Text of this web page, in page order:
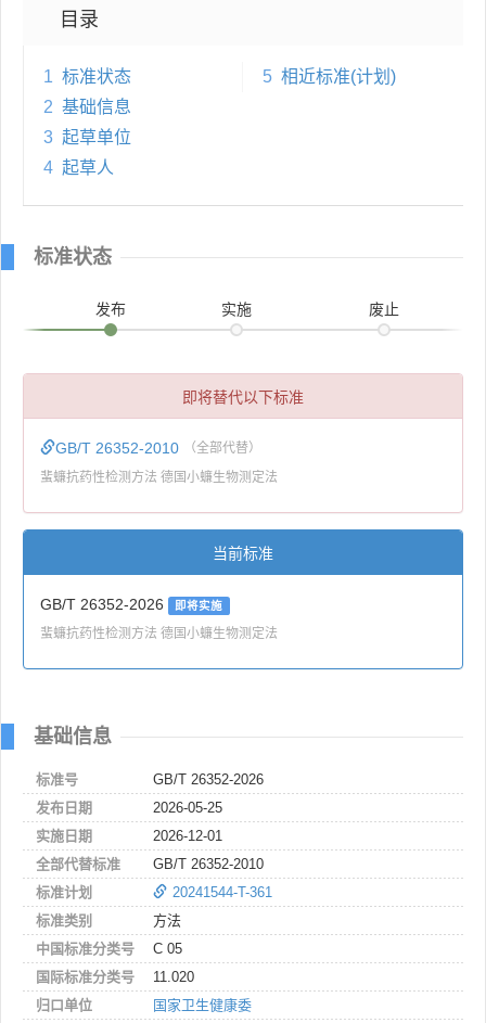
目录
1 标准状态
2 基础信息
3 起草单位
4 起草人
5 相近标准(计划)
标准状态
发布 实施 废止
即将替代以下标准
GB/T 26352-2010 （全部代替）
蜚蠊抗药性检测方法 德国小蠊生物测定法
当前标准
GB/T 26352-2026 即将实施
蜚蠊抗药性检测方法 德国小蠊生物测定法
基础信息
标准号
GB/T 26352-2026
发布日期
2026-05-25
实施日期
2026-12-01
全部代替标准
GB/T 26352-2010
标准计划
20241544-T-361
标准类别
方法
中国标准分类号
C 05
国际标准分类号
11.020
归口单位
国家卫生健康委